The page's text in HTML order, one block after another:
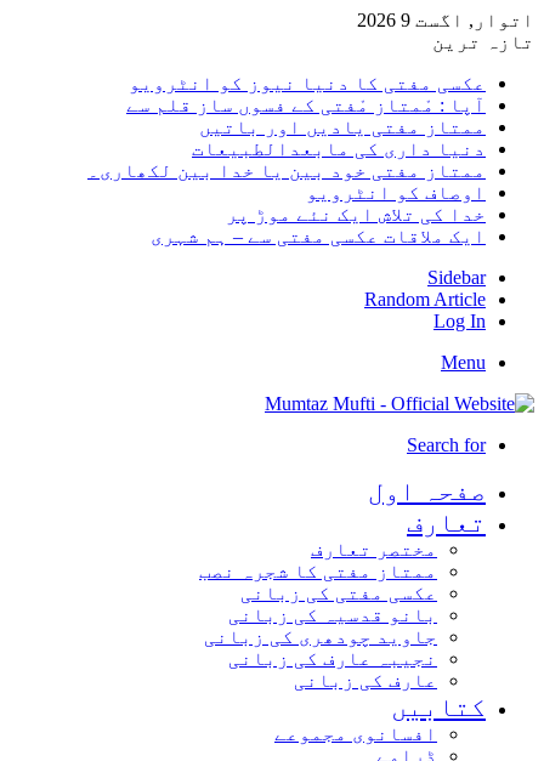
اتوار, اگست 9 2026
تازہ ترین
عکسی مفتی کا دنیا نیوز کو انٹرویو
آپا : مْمتاز مْفتی کے فسوں ساز قلم سے
ممتاز مفتی یادیں اور باتیں
دنیا داری کی مابعدالطبیعات
ممتاز مفتی خود بین یا خدا بین لکھاری۔
اوصاف کو انٹرویو
خدا کی تلاش ایک نئے موڑ پر
ایک ملاقات عکسی مفتی سے – ہم شہری
Sidebar
Random Article
Log In
Menu
Search for
صفحہ اول
تعارف
مختصر تعارف
ممتاز مفتی کا شجرہ نصب
عکسی مفتی کی زبانی
بانو قدسیہ کی زبانی
جاوید چودھری کی زبانی
نجیبہ عارف کی زبانی
عارف کی زبانی
کتابیں
افسانوی مجموعے
ڈرامے